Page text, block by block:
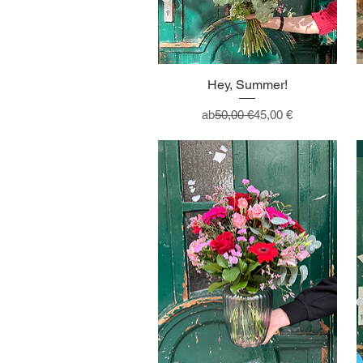
Hey, Summer!
ab
Standardpreis
50,00 €45,00 €
Sale-Preis